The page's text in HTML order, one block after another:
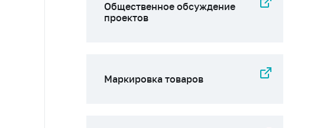
Общественное обсуждение
проектов
Маркировка товаров